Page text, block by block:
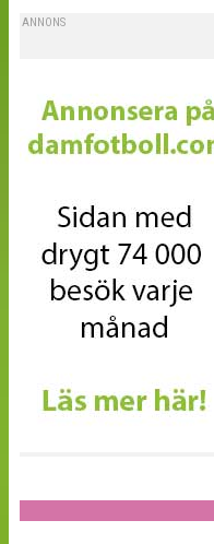
ANNONS